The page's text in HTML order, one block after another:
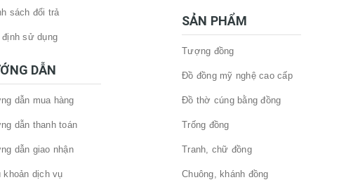
sách đổi trả
định sử dụng
DẪN
dẫn mua hàng
dẫn thanh toán
dẫn giao nhận
khoản dịch vụ
SẢN PHẨM
Tượng đồng
Đồ đồng mỹ nghệ cao cấp
Đồ thờ cúng bằng đồng
Trống đồng
Tranh, chữ đồng
Chuông, khánh đồng